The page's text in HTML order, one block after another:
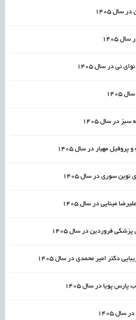
1405
1405
نی در سال 1405
1405
در سال 1405
مهیار در سال 1405
سوری در سال 1405
مینایی در سال 1405
فروردین در سال 1405
دکتر امیر‌ محمدی در سال 1405
پویا در سال 1405
1405